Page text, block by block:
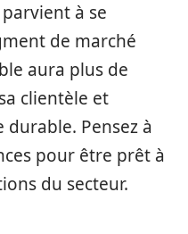
à se
de marché
aura plus de
clientèle et
durable. Pensez à
pour être prêt à
du secteur.